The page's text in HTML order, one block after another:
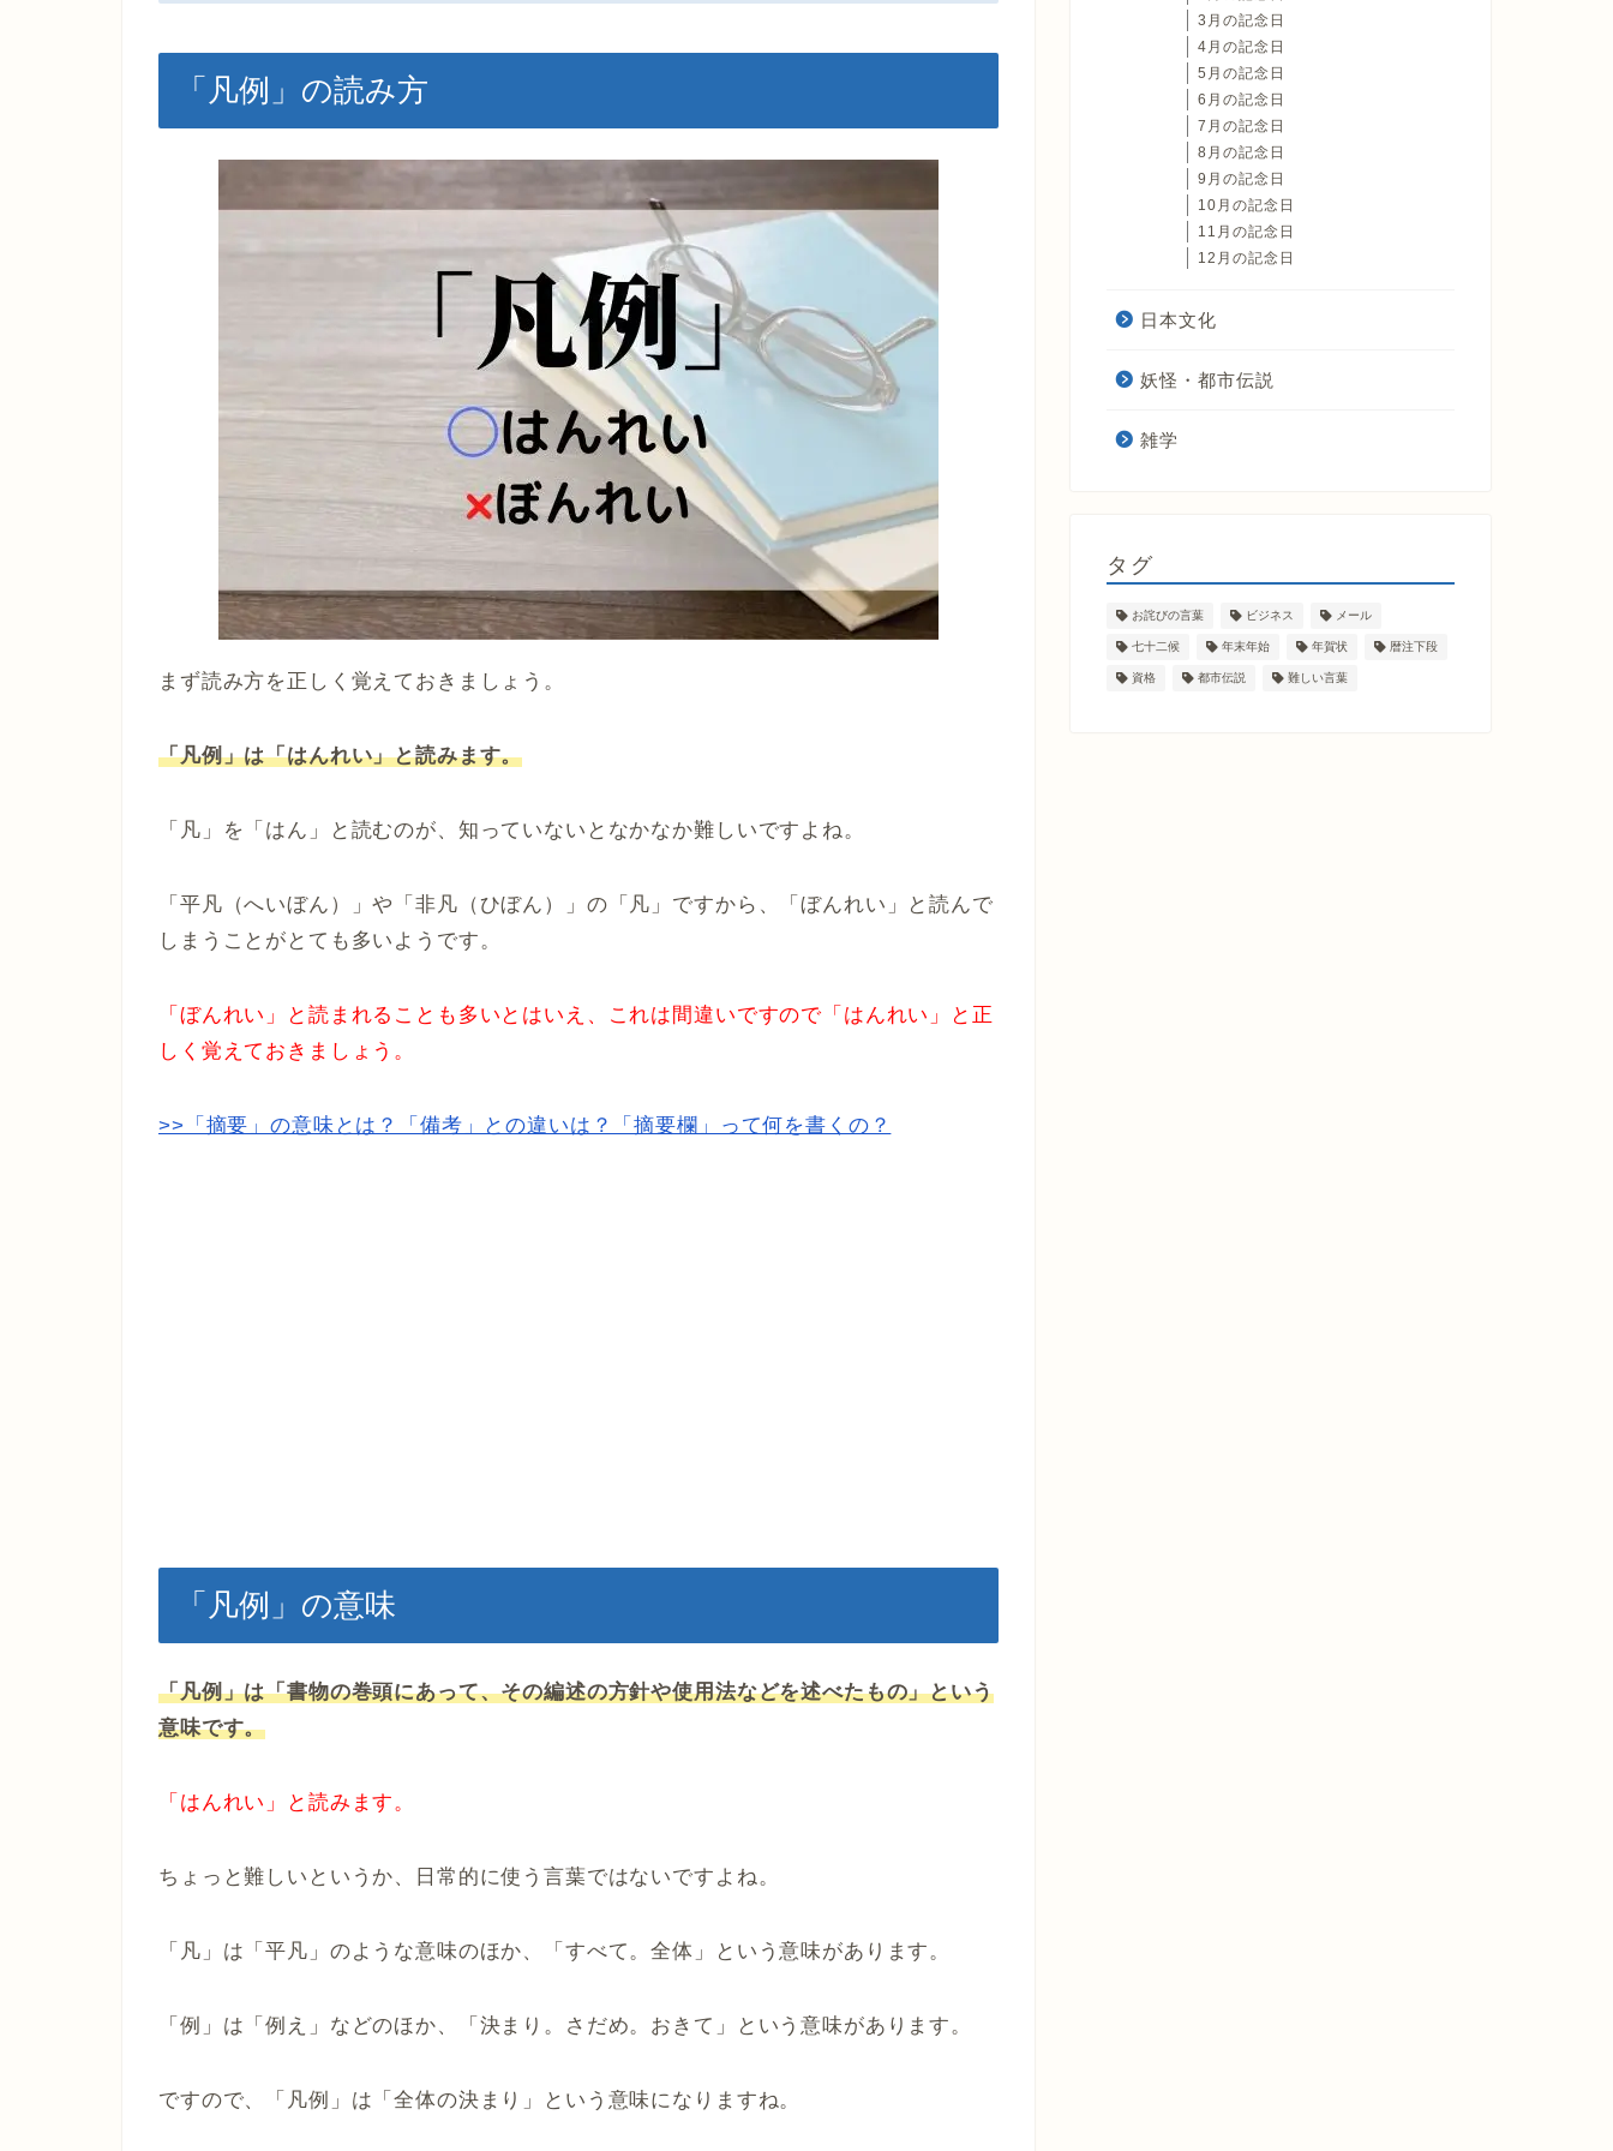
「凡例」の読み方
まず読み方を正しく覚えておきましょう。
「凡例」は「はんれい」と読みます。
「凡」を「はん」と読むのが、知っていないとなかなか難しいですよね。
「平凡（へいぼん）」や「非凡（ひぼん）」の「凡」ですから、「ぼんれい」と読んで
しまうことがとても多いようです。
「ぼんれい」と読まれることも多いとはいえ、これは間違いですので「はんれい」と正
しく覚えておきましょう。
>>「摘要」の意味とは？「備考」との違いは？「摘要欄」って何を書くの？
「凡例」の意味
「凡例」は「書物の巻頭にあって、その編述の方針や使用法などを述べたもの」という
意味です。
「はんれい」と読みます。
ちょっと難しいというか、日常的に使う言葉ではないですよね。
「凡」は「平凡」のような意味のほか、「すべて。全体」という意味があります。
「例」は「例え」などのほか、「決まり。さだめ。おきて」という意味があります。
ですので、「凡例」は「全体の決まり」という意味になりますね。
3月の記念日
4月の記念日
5月の記念日
6月の記念日
7月の記念日
8月の記念日
9月の記念日
10月の記念日
11月の記念日
12月の記念日
日本文化
妖怪・都市伝説
雑学
タグ
お詫びの言葉 ビジネス メール
七十二候 年末年始 年賀状 暦注下段
資格 都市伝説 難しい言葉